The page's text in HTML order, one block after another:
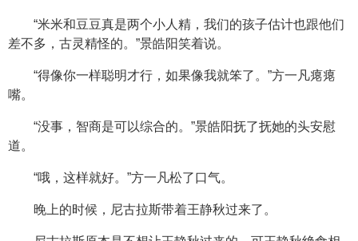
“米米和豆豆真是两个小人精，我们的孩子估计也跟他们
差不多，古灵精怪的。”景皓阳笑着说。
“得像你一样聪明才行，如果像我就笨了。”方一凡瘪瘪
嘴。
“没事，智商是可以综合的。”景皓阳抚了抚她的头安慰
道。
“哦，这样就好。”方一凡松了口气。
晚上的时候，尼古拉斯带着王静秋过来了。